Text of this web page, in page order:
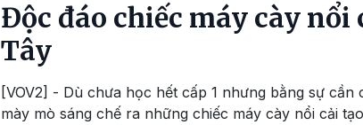
Độc đáo chiếc máy cày
Tây
[VOV2] - Dù chưa học hết cấp 1 nhưng bằng sự
mày mò sáng chế ra những chiếc máy cày nổi cải